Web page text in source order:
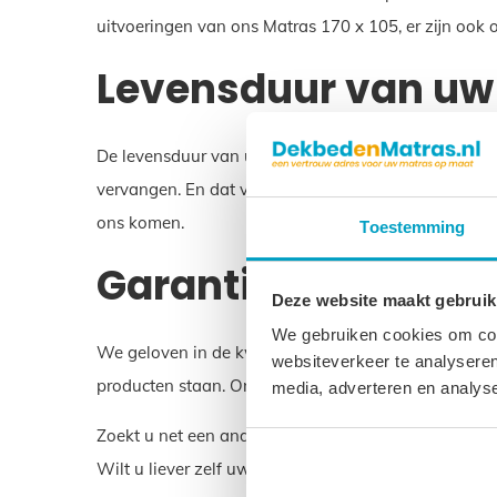
Toestemming
Deze website maakt
We gebruiken cookies om
websiteverkeer te
media, adverteren en
uitvoeringen van ons Matras 170 x 105, er zijn ook
Levensduur van uw
De levensduur van uw Matras 170 x 105 is
vervangen. En dat voorkomt belasting op het
ons komen.
Garantie op uw
We geloven in de kwaliteit van uw Matras 170 x
producten staan. Onze matrassen worden in
Zoekt u net een andere maat dan Matras 170 x
Wilt u liever zelf uw matras samenstellen? Dat kan